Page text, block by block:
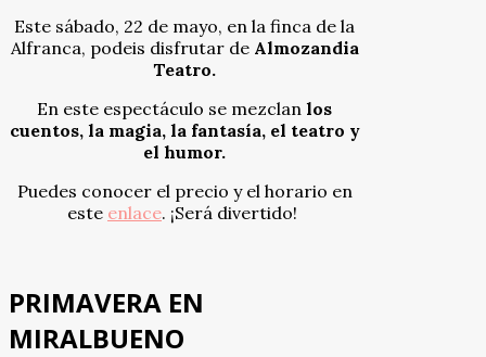
Este sábado, 22 de mayo, en la finca de la
Alfranca, podeis disfrutar de Almozandia
Teatro.
En este espectáculo se mezclan los
cuentos, la magia, la fantasía, el teatro y
el humor.
Puedes conocer el precio y el horario en
este enlace. ¡Será divertido!
PRIMAVERA EN
MIRALBUENO